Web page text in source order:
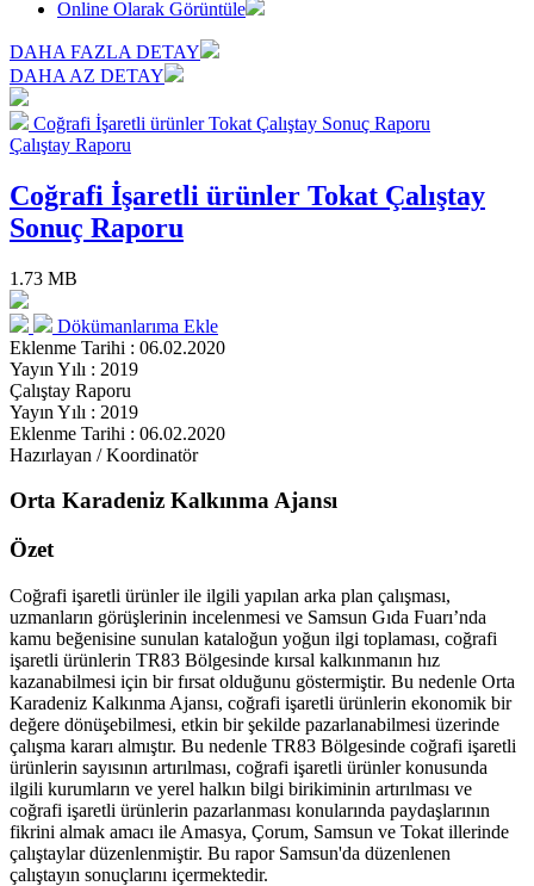
Online Olarak Görüntüle
DAHA FAZLA DETAY
DAHA AZ DETAY
Coğrafi İşaretli ürünler Tokat Çalıştay Sonuç Raporu
Çalıştay Raporu
Coğrafi İşaretli ürünler Tokat Çalıştay
Sonuç Raporu
1.73 MB
Dökümanlarıma Ekle
Eklenme Tarihi : 06.02.2020
Yayın Yılı : 2019
Çalıştay Raporu
Yayın Yılı : 2019
Eklenme Tarihi : 06.02.2020
Hazırlayan / Koordinatör
Orta Karadeniz Kalkınma Ajansı
Özet
Coğrafi işaretli ürünler ile ilgili yapılan arka plan çalışması,
uzmanların görüşlerinin incelenmesi ve Samsun Gıda Fuarı’nda
kamu beğenisine sunulan kataloğun yoğun ilgi toplaması, coğrafi
işaretli ürünlerin TR83 Bölgesinde kırsal kalkınmanın hız
kazanabilmesi için bir fırsat olduğunu göstermiştir. Bu nedenle Orta
Karadeniz Kalkınma Ajansı, coğrafi işaretli ürünlerin ekonomik bir
değere dönüşebilmesi, etkin bir şekilde pazarlanabilmesi üzerinde
çalışma kararı almıştır. Bu nedenle TR83 Bölgesinde coğrafi işaretli
ürünlerin sayısının artırılması, coğrafi işaretli ürünler konusunda
ilgili kurumların ve yerel halkın bilgi birikiminin artırılması ve
coğrafi işaretli ürünlerin pazarlanması konularında paydaşlarının
fikrini almak amacı ile Amasya, Çorum, Samsun ve Tokat illerinde
çalıştaylar düzenlenmiştir. Bu rapor Samsun'da düzenlenen
çalıştayın sonuçlarını içermektedir.